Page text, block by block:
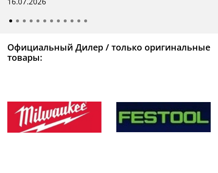
Официальный Дилер / только оригинальные
товары: